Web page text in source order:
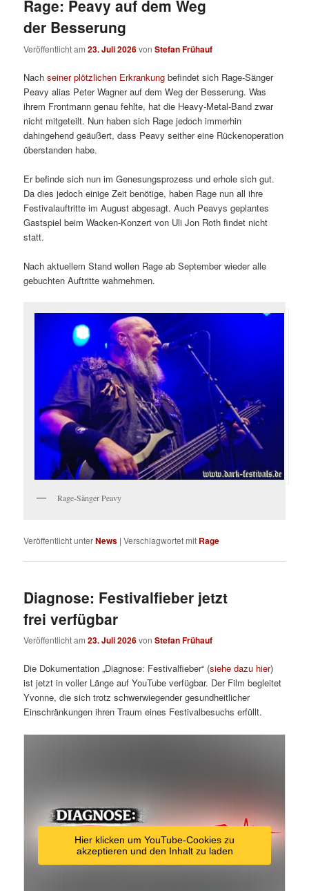
Rage: Peavy auf dem Weg
der Besserung
Veröffentlicht am23. Juli 2026vonStefan Frühauf
Nachseiner plötzlichen Erkrankung befindet sich Rage-Sänger
Peavy alias Peter Wagner auf dem Weg der Besserung. Was
ihrem Frontmann genau fehlte, hat die Heavy-Metal-Band zwar
nicht mitgeteilt. Nun haben sich Rage jedoch immerhin
dahingehend geäußert, dass Peavy seither eine Rückenoperation
überstanden habe.
Er befinde sich nun im Genesungsprozess und erhole sich gut.
Da dies jedoch einige Zeit benötige, haben Rage nun all ihre
Festivalauftritte im August abgesagt. Auch Peavys geplantes
Gastspiel beim Wacken-Konzert von Uli Jon Roth findet nicht
statt.
Nach aktuellem Stand wollen Rage ab September wieder alle
gebuchten Auftritte wahrnehmen.
Rage-Sänger Peavy
Veröffentlicht unterNews |Verschlagwortet mit Rage
Diagnose: Festivalfieber jetzt
frei verfügbar
Veröffentlicht am23. Juli 2026vonStefan Frühauf
Die Dokumentation „Diagnose: Festivalfieber“ (siehe dazu hier)
ist jetzt in voller Länge auf YouTube verfügbar. Der Film begleitet
Yvonne, die sich trotz schwerwiegender gesundheitlicher
Einschränkungen ihren Traum eines Festivalbesuchs erfüllt.
Hier klicken um YouTube-Cookies zu
akzeptieren und den Inhalt zu laden